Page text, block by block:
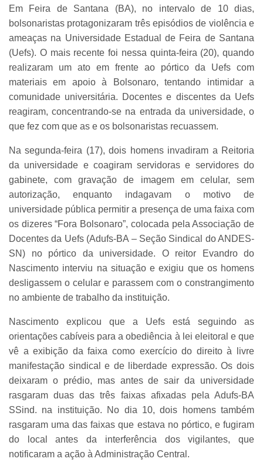
Em Feira de Santana (BA), no intervalo de 10 dias,
bolsonaristas protagonizaram três episódios de violência e
ameaças na Universidade Estadual de Feira de Santana
(Uefs). O mais recente foi nessa quinta-feira (20), quando
realizaram um ato em frente ao pórtico da Uefs com
materiais em apoio à Bolsonaro, tentando intimidar a
comunidade universitária. Docentes e discentes da Uefs
reagiram, concentrando-se na entrada da universidade, o
que fez com que as e os bolsonaristas recuassem.
Na segunda-feira (17), dois homens invadiram a Reitoria
da universidade e coagiram servidoras e servidores do
gabinete, com gravação de imagem em celular, sem
autorização, enquanto indagavam o motivo de
universidade pública permitir a presença de uma faixa com
os dizeres “Fora Bolsonaro”, colocada pela Associação de
Docentes da Uefs (Adufs-BA – Seção Sindical do ANDES-
SN) no pórtico da universidade. O reitor Evandro do
Nascimento interviu na situação e exigiu que os homens
desligassem o celular e parassem com o constrangimento
no ambiente de trabalho da instituição.
Nascimento explicou que a Uefs está seguindo as
orientações cabíveis para a obediência à lei eleitoral e que
vê a exibição da faixa como exercício do direito à livre
manifestação sindical e de liberdade expressão. Os dois
deixaram o prédio, mas antes de sair da universidade
rasgaram duas das três faixas afixadas pela Adufs-BA
SSind. na instituição. No dia 10, dois homens também
rasgaram uma das faixas que estava no pórtico, e fugiram
do local antes da interferência dos vigilantes, que
notificaram a ação à Administração Central.